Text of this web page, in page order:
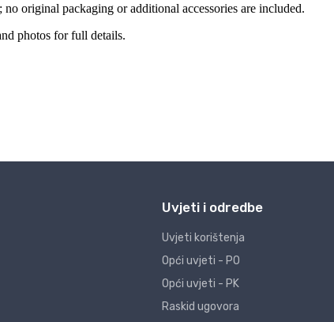
Uvjeti i odredbe
Uvjeti korištenja
Opći uvjeti - PO
Opći uvjeti - PK
Raskid ugovora